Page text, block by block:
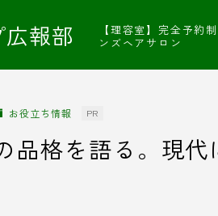
報部
【理容室】完全予約
ンズヘアサロン
お役立ち情報 PR
品格を語る。現